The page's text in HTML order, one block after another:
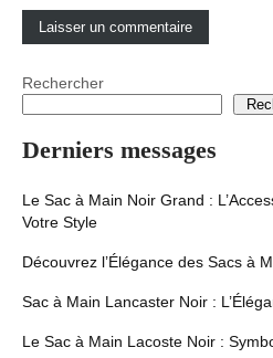
Rechercher
Derniers messages
Le Sac à Main Noir Grand :
Votre Style
Découvrez l’Élégance des Sacs à
Sac à Main Lancaster Noir :
Le Sac à Main Lacoste Noir :